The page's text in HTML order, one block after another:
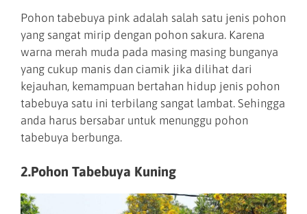
Pohon tabebuya pink adalah salah satu jenis pohon
yang sangat mirip dengan pohon sakura. Karena
warna merah muda pada masing masing bunganya
yang cukup manis dan ciamik jika dilihat dari
kejauhan, kemampuan bertahan hidup jenis pohon
tabebuya satu ini terbilang sangat lambat. Sehingga
anda harus bersabar untuk menunggu pohon
tabebuya berbunga.
2.Pohon Tabebuya Kuning